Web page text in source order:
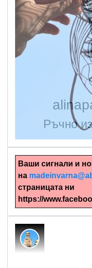
Ръчно
Ваши сигнали и
на
страницата ни
https://